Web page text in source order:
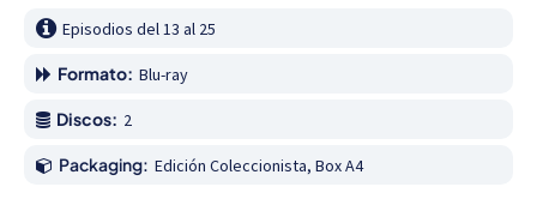
Episodios del 13 al 25
Formato: Blu-ray
Discos: 2
Packaging: Edición Coleccionista, Box A4